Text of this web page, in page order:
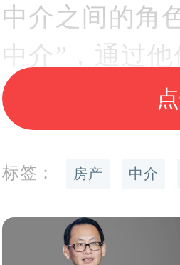
中介之间的角
中介”，通过
费用之外，还
房价
已经跌
还有“中介的
标签： 房产 中介